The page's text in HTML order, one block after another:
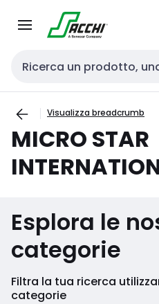
navigazionecontenuto
Cerca input
Visualizza breadcrumb
MICRO STAR
Esplora le
categorie
Filtra la tua ricerca
categorie